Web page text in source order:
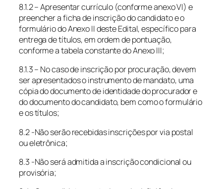
8.1.2 – Apresentar currículo (conforme anexo VI) e
preencher a ficha de inscrição do candidato e o
formulário do Anexo II deste Edital, específico para
entrega de títulos, em ordem de pontuação,
conforme a tabela constante do Anexo III;
8.1.3 – No caso de inscrição por procuração, devem
ser apresentados o instrumento de mandato, uma
cópia do documento de identidade do procurador e
do documento do candidato, bem como o formulário
e os títulos;
8.2 -Não serão recebidas inscrições por via postal
ou eletrônica;
8.3 -Não será admitida a inscrição condicional ou
provisória;